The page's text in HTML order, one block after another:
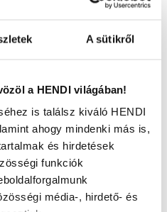
A sütikről
a HENDI világában!
is találsz kiváló HENDI
ahogy mindenki más is,
és hirdetések
funkciók
média-, hirdető- és
- HENDI 860564
Ft
Ft+ ÁFA)